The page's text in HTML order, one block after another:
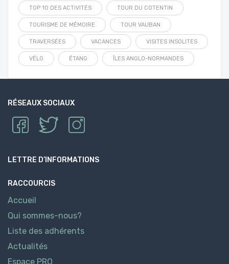
TOP 10 DES ACTIVITÉS TOUR DU COTENTIN
TOURISME DE MÉMOIRE TOUR VAUBAN
TRAVERSÉES VACANCES VISITES INSOLITES
VÉLO ÉTANG ÎLES ANGLO-NORMANDES
RÉSEAUX SOCIAUX
LETTRE D’INFORMATIONS
RACCOURCIS
Accueil
Qui sommes-nous?
Liste des adhérents
Actualités
Espace PRO